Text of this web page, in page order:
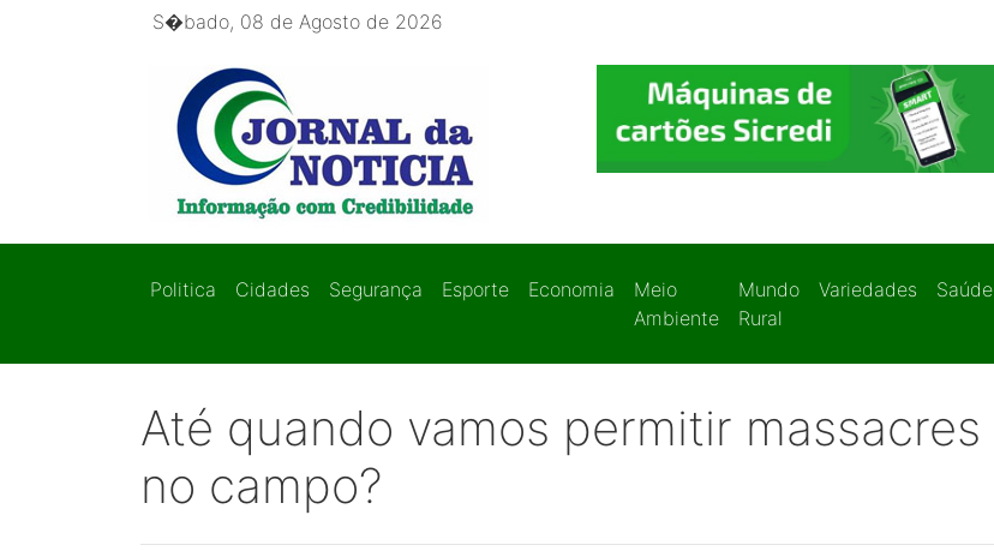
S�bado, 08 de Agosto de 2026
Politica Cidades Segurança Esporte Economia
Meio
Ambiente
Mundo
Rural
Variedades Saúde
Até quando vamos permitir massacres
no campo?